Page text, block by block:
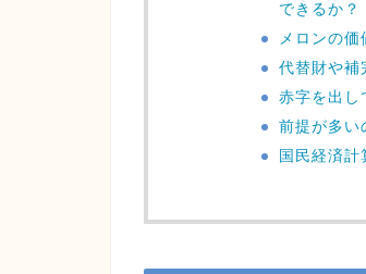
できるか？
メロンの価
代替財や補
赤字を出し
前提が多い
国民経済計